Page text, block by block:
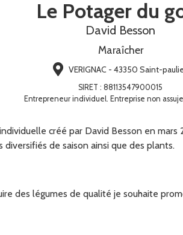
Le Potager du
David Besson
Maraîcher
VERIGNAC - 43350 Saint-
SIRET : 88113547900015
Entrepreneur individuel. Entreprise non
créé par David Besson en mars
de saison ainsi que des plants.
des légumes de qualité je souhaite